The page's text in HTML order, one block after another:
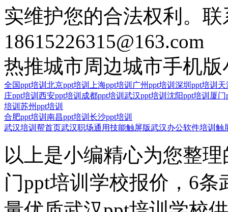
实维护您的合法权利。
18615226315@163.com
热推城市周边城市手机版
全国ppt培训 北京ppt培训 上海ppt培训 广州ppt培训 深圳ppt培训 天
庄ppt培训 西安ppt培训 成都ppt培训 武汉ppt培训 沈阳ppt培训 厦门
培训 苏州ppt培训
合肥ppt培训 南昌ppt培训 长沙ppt培训
武汉培训帮首页武汉职场通用技能触屏版武汉办公软件培训触
以上是小编精心为您整
门ppt培训学校报价，6